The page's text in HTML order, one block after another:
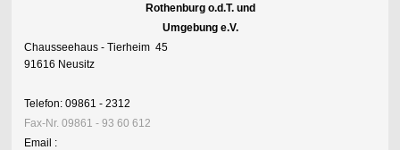
Rothenburg o.d.T. und
Umgebung e.V.
Chausseehaus - Tierheim 45
91616 Neusitz
Telefon: 09861 - 2312
Fax-Nr. 09861 - 93 60 612
Email :